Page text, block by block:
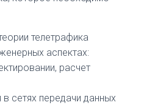
телетрафика
аспектах:
расчет
сетях передачи данных